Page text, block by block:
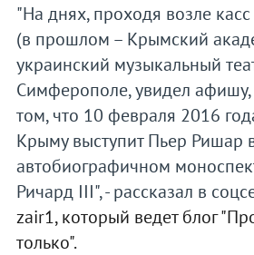
"На днях, проходя возле
(в прошлом – Крымский
украинский музыкальный
Симферополе, увидел
том, что 10 февраля 2016
Крыму выступит Пьер Ришар
автобиографичном
Ричард III", - рассказал в
zair1, который ведет блог
только".